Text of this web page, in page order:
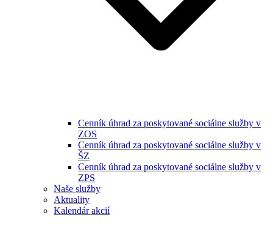
Cenník úhrad za poskytované sociálne služby v
ZOS
Cenník úhrad za poskytované sociálne služby v
ŠZ
Cenník úhrad za poskytované sociálne služby v
ZPS
Naše služby
Aktuality
Kalendár akcií